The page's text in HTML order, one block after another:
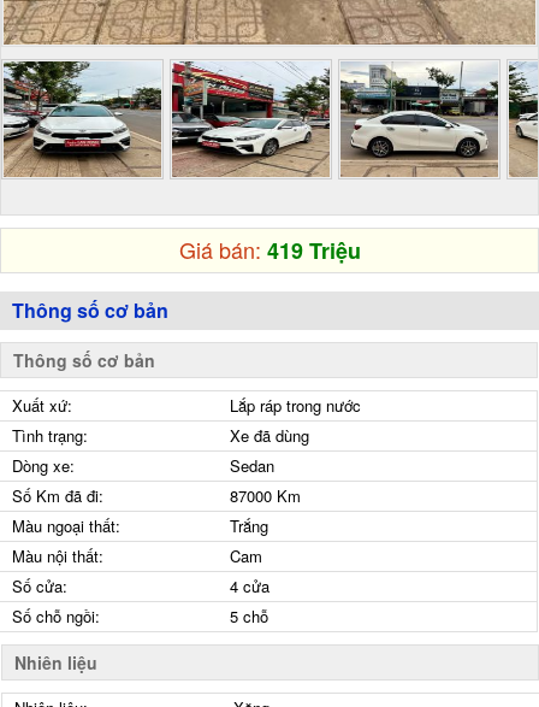
Giá bán: 419 Triệu
Thông số cơ bản
Thông số cơ bản
Xuất xứ:
Lắp ráp trong nước
Tình trạng:
Xe đã dùng
Dòng xe:
Sedan
Số Km đã đi:
87000 Km
Màu ngoại thất:
Trắng
Màu nội thất:
Cam
Số cửa:
4 cửa
Số chỗ ngồi:
5 chỗ
Nhiên liệu